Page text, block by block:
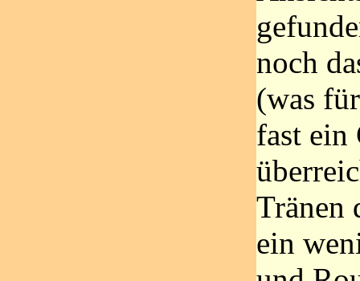
noch
(was
fast ein
Tränen
ein